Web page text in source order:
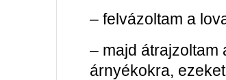
– felvázoltam a
– majd átrajzoltam
árnyékokra,